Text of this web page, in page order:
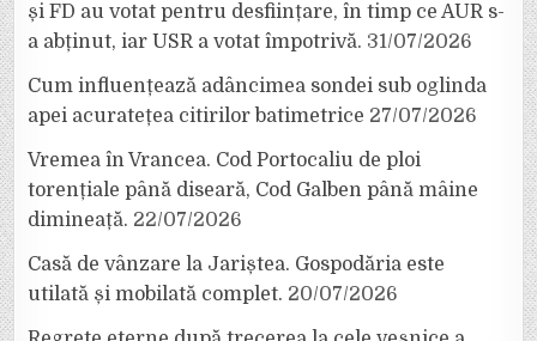
și FD au votat pentru desființare, în timp ce AUR s-
a abținut, iar USR a votat împotrivă. 31/07/2026
Cum influențează adâncimea sondei sub oglinda
apei acuratețea citirilor batimetrice 27/07/2026
Vremea în Vrancea. Cod Portocaliu de ploi
torențiale până diseară, Cod Galben până mâine
dimineață. 22/07/2026
Casă de vânzare la Jariștea. Gospodăria este
utilată și mobilată complet. 20/07/2026